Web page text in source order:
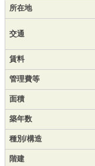
所在地
交通
賃料
管理費等
面積
築年数
種別/構造
階建